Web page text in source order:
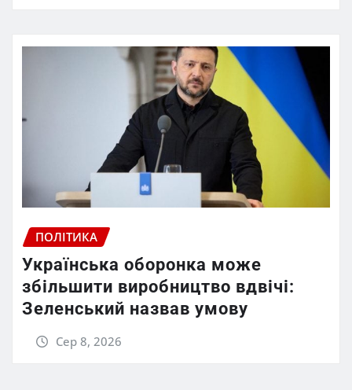
ПОЛІТИКА
Українська оборонка може
збільшити виробництво вдвічі:
Зеленський назвав умову
Сер 8, 2026